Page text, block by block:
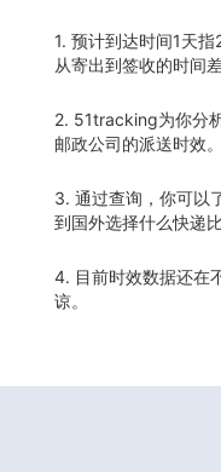
1. 预计到达时间1天
从寄出到签收的时间差
2. 51tracking为你分
邮政公司的派送时效。
3. 通过查询，你可以
到国外选择什么快递比
4. 目前时效数据还在
谅。